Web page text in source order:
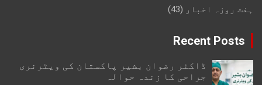
ہفت روزہ اخبار (43)
Recent Posts
ڈاکٹر رضوان بشیر پاکستان کی ویٹرنری
جراحی کا زندہ حوالہ